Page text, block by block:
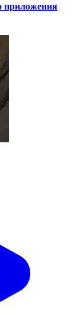
приложения